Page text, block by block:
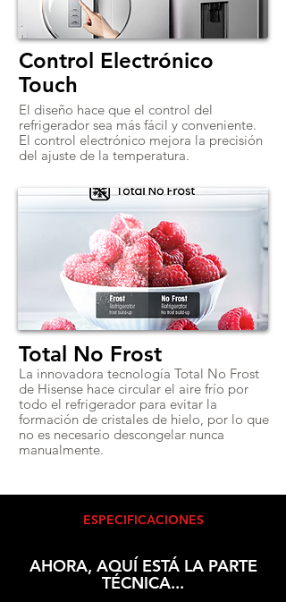
Control Electrónico
Touch
El diseño hace que el control del
refrigerador sea más fácil y conveniente.
El control electrónico mejora la precisión
del ajuste de la temperatura.
Total No Frost
La innovadora tecnología Total No Frost
de Hisense hace circular el aire frío por
todo el refrigerador para evitar la
formación de cristales de hielo, por lo que
no es necesario descongelar nunca
manualmente.
ESPECIFICACIONES
AHORA, AQUÍ ESTÁ LA PARTE
TÉCNICA...